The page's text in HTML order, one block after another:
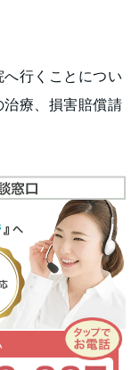
行くことについ
療、損害賠償請